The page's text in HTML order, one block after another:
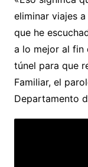
eliminar viajes
que he
a lo mejor al fin
túnel para que
Familiar, el
Departamento